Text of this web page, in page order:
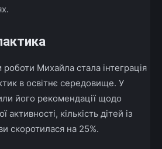
Михайла стала інтеграція
в освітнє середовище. У
його рекомендації щодо
активності, кількість дітей із
скоротилася на 25%.